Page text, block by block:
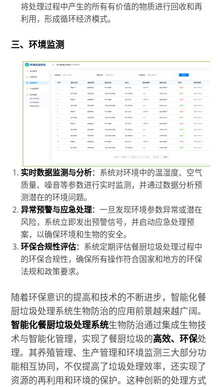
将处理过程中产生的所有有价值的物质进行回收和再
利用，形成循环经济模式。
三、环境监测
实时数据监测与分析： 系统对环境中的温湿度、空气
质量、噪音等参数进行实时监测，并通过数据分析预
测潜在的环境问题。
异常预警与应急处理：一旦发现环境参数异常或潜在
风险，系统立即发出预警信号，并启动应急处理预
案，以确保环境和生物的安全。
环保合规性评估： 系统定期评估餐厨垃圾处理过程中
的环保合规性，确保所有操作符合国家和地方的环保
法规和政策要求。
随着环保意识的提高和技术的不断进步，智能化餐
厨垃圾处理系统生物防治的应用前景越来越广阔。
智能化餐厨垃圾处理系统生物防治通过集成生物技
术与智能化管理，实现了餐厨垃圾的高效、环保处
理。其养殖管理、生产管理和环境监测三大部分功
能相互协同，不仅提高了垃圾处理效率，还实现了
资源的再利用和环境的保护。这种创新的处理方式